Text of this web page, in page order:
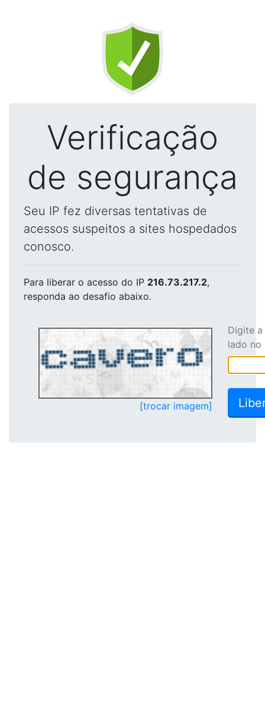
Verificação
de segurança
Seu IP fez diversas tentativas de
acessos suspeitos a sites hospedados
conosco.
Para liberar o acesso do IP 216.73.217.2,
responda ao desafio abaixo.
[trocar imagem]
Digite
lado no